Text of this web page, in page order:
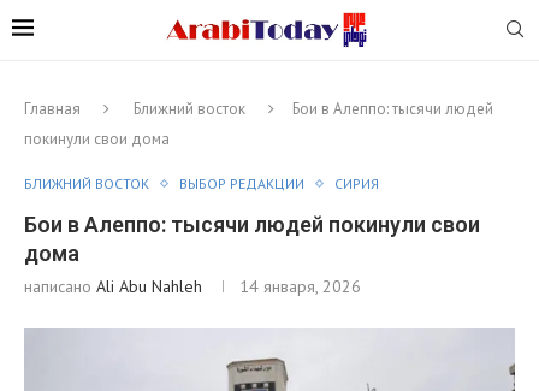
Главная Ближний восток
Бои в Алеппо: тысячи людей
покинули свои дома
БЛИЖНИЙ ВОСТОК ВЫБОР РЕДАКЦИИ СИРИЯ
Бои в Алеппо: тысячи людей покинули свои
дома
написано Ali Abu Nahleh 14 января, 2026